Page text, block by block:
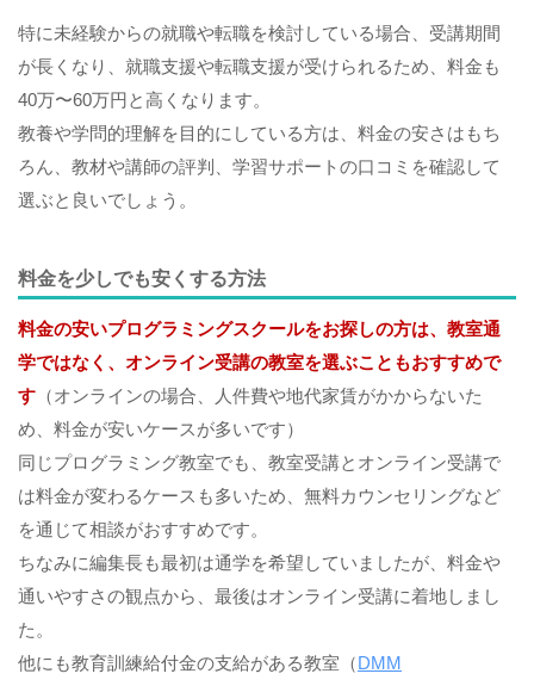
特に未経験からの就職や転職を検討している場合、受講期間
が長くなり、就職支援や転職支援が受けられるため、料金も
40万〜60万円と高くなります。
教養や学問的理解を目的にしている方は、料金の安さはもち
ろん、教材や講師の評判、学習サポートの口コミを確認して
選ぶと良いでしょう。
料金を少しでも安くする方法
料金の安いプログラミングスクールをお探しの方は、教室通
学ではなく、オンライン受講の教室を選ぶこともおすすめで
す （オンラインの場合、人件費や地代家賃がかからないた
め、料金が安いケースが多いです）
同じプログラミング教室でも、教室受講とオンライン受講で
は料金が変わるケースも多いため、無料カウンセリングなど
を通じて相談がおすすめです。
ちなみに編集長も最初は通学を希望していましたが、料金や
通いやすさの観点から、最後はオンライン受講に着地しまし
た。
他にも教育訓練給付金の支給がある教室（ DMM